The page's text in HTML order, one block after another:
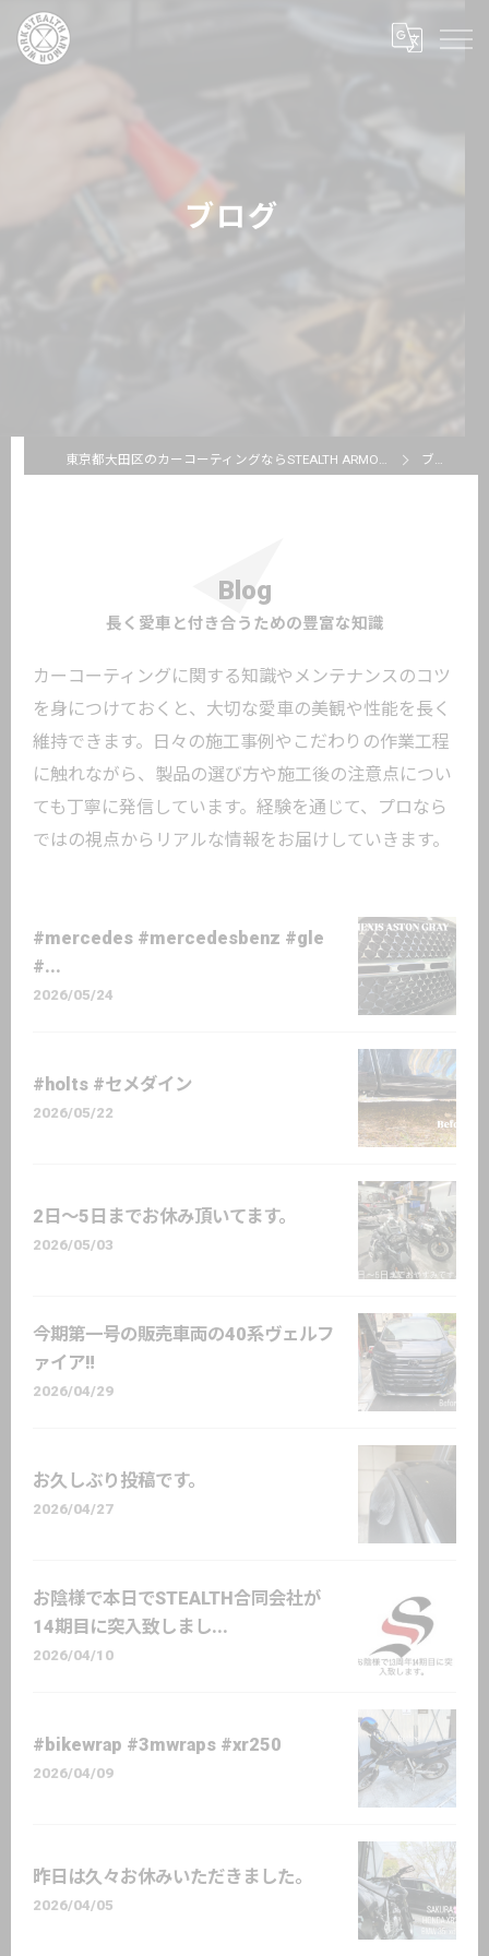
ブログ
東京都大田区のカーコーティングならSTEALTH ARMOR WORKS ブログ
Blog
長く愛車と付き合うための豊富な知識
カーコーティングに関する知識やメンテナンスのコツ
を身につけておくと、大切な愛車の美観や性能を長く
維持できます。日々の施工事例やこだわりの作業工程
に触れながら、製品の選び方や施工後の注意点につい
ても丁寧に発信しています。経験を通じて、プロなら
ではの視点からリアルな情報をお届けしていきます。
#mercedes #mercedesbenz #gle
#...
2026/05/24
#holts #セメダイン
2026/05/22
2日〜5日までお休み頂いてます。
2026/05/03
今期第一号の販売車両の40系ヴェルフ
ァイア‼️
2026/04/29
お久しぶり投稿です。
2026/04/27
お陰様で本日でSTEALTH合同会社が
14期目に突入致しまし...
2026/04/10
#bikewrap #3mwraps #xr250
2026/04/09
昨日は久々お休みいただきました。
2026/04/05